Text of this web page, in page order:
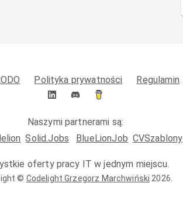
Polityka prywatności Regulamin
Naszymi partnerami są:
Solid.Jobs BlueLionJob CVSzablony
oferty pracy IT w jednym miejscu.
© Codelight Grzegorz Marchwiński 2026.